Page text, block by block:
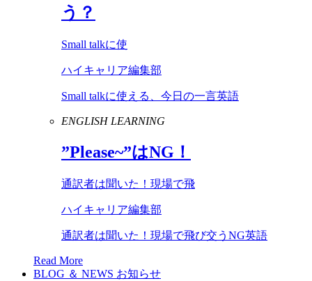
う？
Small talkに使
ハイキャリア編集部
Small talkに使える、今日の一言英語
ENGLISH LEARNING
”Please~”はNG ！
通訳者は聞いた！現場で飛
ハイキャリア編集部
通訳者は聞いた！現場で飛び交うNG英語
Read More
BLOG ＆ NEWS お知らせ